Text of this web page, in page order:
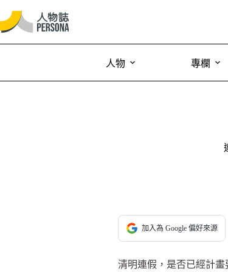
人物 專欄
加入為 Google 偏好來源
清明連假，是否已經計